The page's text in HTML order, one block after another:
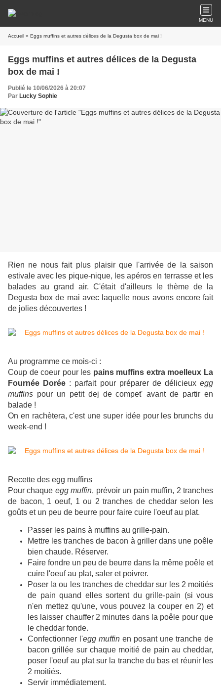
MENU
Accueil » Eggs muffins et autres délices de la Degusta box de mai !
Eggs muffins et autres délices de la Degusta
box de mai !
Publié le 10/06/2026 à 20:07
Par Lucky Sophie
Rien ne nous fait plus plaisir que l'arrivée de la saison
estivale avec les pique-nique, les apéros en terrasse et les
balades au grand air. C'était d'ailleurs le thème de la
Degusta box de mai avec laquelle nous avons encore fait
de jolies découvertes !
Au programme ce mois-ci :
Coup de coeur pour les pains muffins extra moelleux La
Fournée Dorée : parfait pour préparer de délicieux egg
muffins pour un petit dej de compet' avant de partir en
balade !
On en rachètera, c'est une super idée pour les brunchs du
week-end !
Recette des egg muffins
Pour chaque egg muffin, prévoir un pain muffin, 2 tranches
de bacon, 1 oeuf, 1 ou 2 tranches de cheddar selon les
goûts et un peu de beurre pour faire cuire l'oeuf au plat.
Passer les pains à muffins au grille-pain.
Mettre les tranches de bacon à griller dans une poêle
bien chaude. Réserver.
Faire fondre un peu de beurre dans la même poêle et
cuire l'oeuf au plat, saler et poivrer.
Poser la ou les tranches de cheddar sur les 2 moitiés
de pain quand elles sortent du grille-pain (si vous
n'en mettez qu'une, vous pouvez la couper en 2) et
les laisser chauffer 2 minutes dans la poêle pour que
le cheddar fonde.
Confectionner l'egg muffin en posant une tranche de
bacon grillée sur chaque moitié de pain au cheddar,
poser l'oeuf au plat sur la tranche du bas et réunir les
2 moitiés.
Servir immédiatement.